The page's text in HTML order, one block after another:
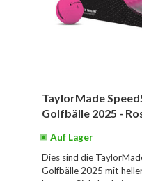
TaylorMade
Golfbälle 2025 -
Auf Lager
Dies sind die
Golfbälle 2025 mit